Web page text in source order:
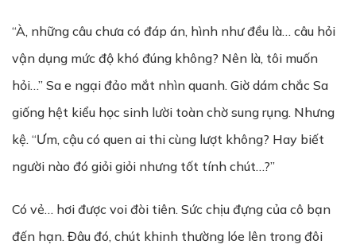
“À, những câu chưa có đáp án, hình như đều là… câu hỏi
vận dụng mức độ khó đúng không? Nên là, tôi muốn
hỏi…” Sa e ngại đảo mắt nhìn quanh. Giờ dám chắc Sa
giống hệt kiểu học sinh lười toàn chờ sung rụng. Nhưng
kệ. “Ưm, cậu có quen ai thi cùng lượt không? Hay biết
người nào đó giỏi giỏi nhưng tốt tính chút…?”
Có vẻ… hơi được voi đòi tiên. Sức chịu đựng của cô bạn
đến hạn. Đâu đó, chút khinh thường lóe lên trong đôi